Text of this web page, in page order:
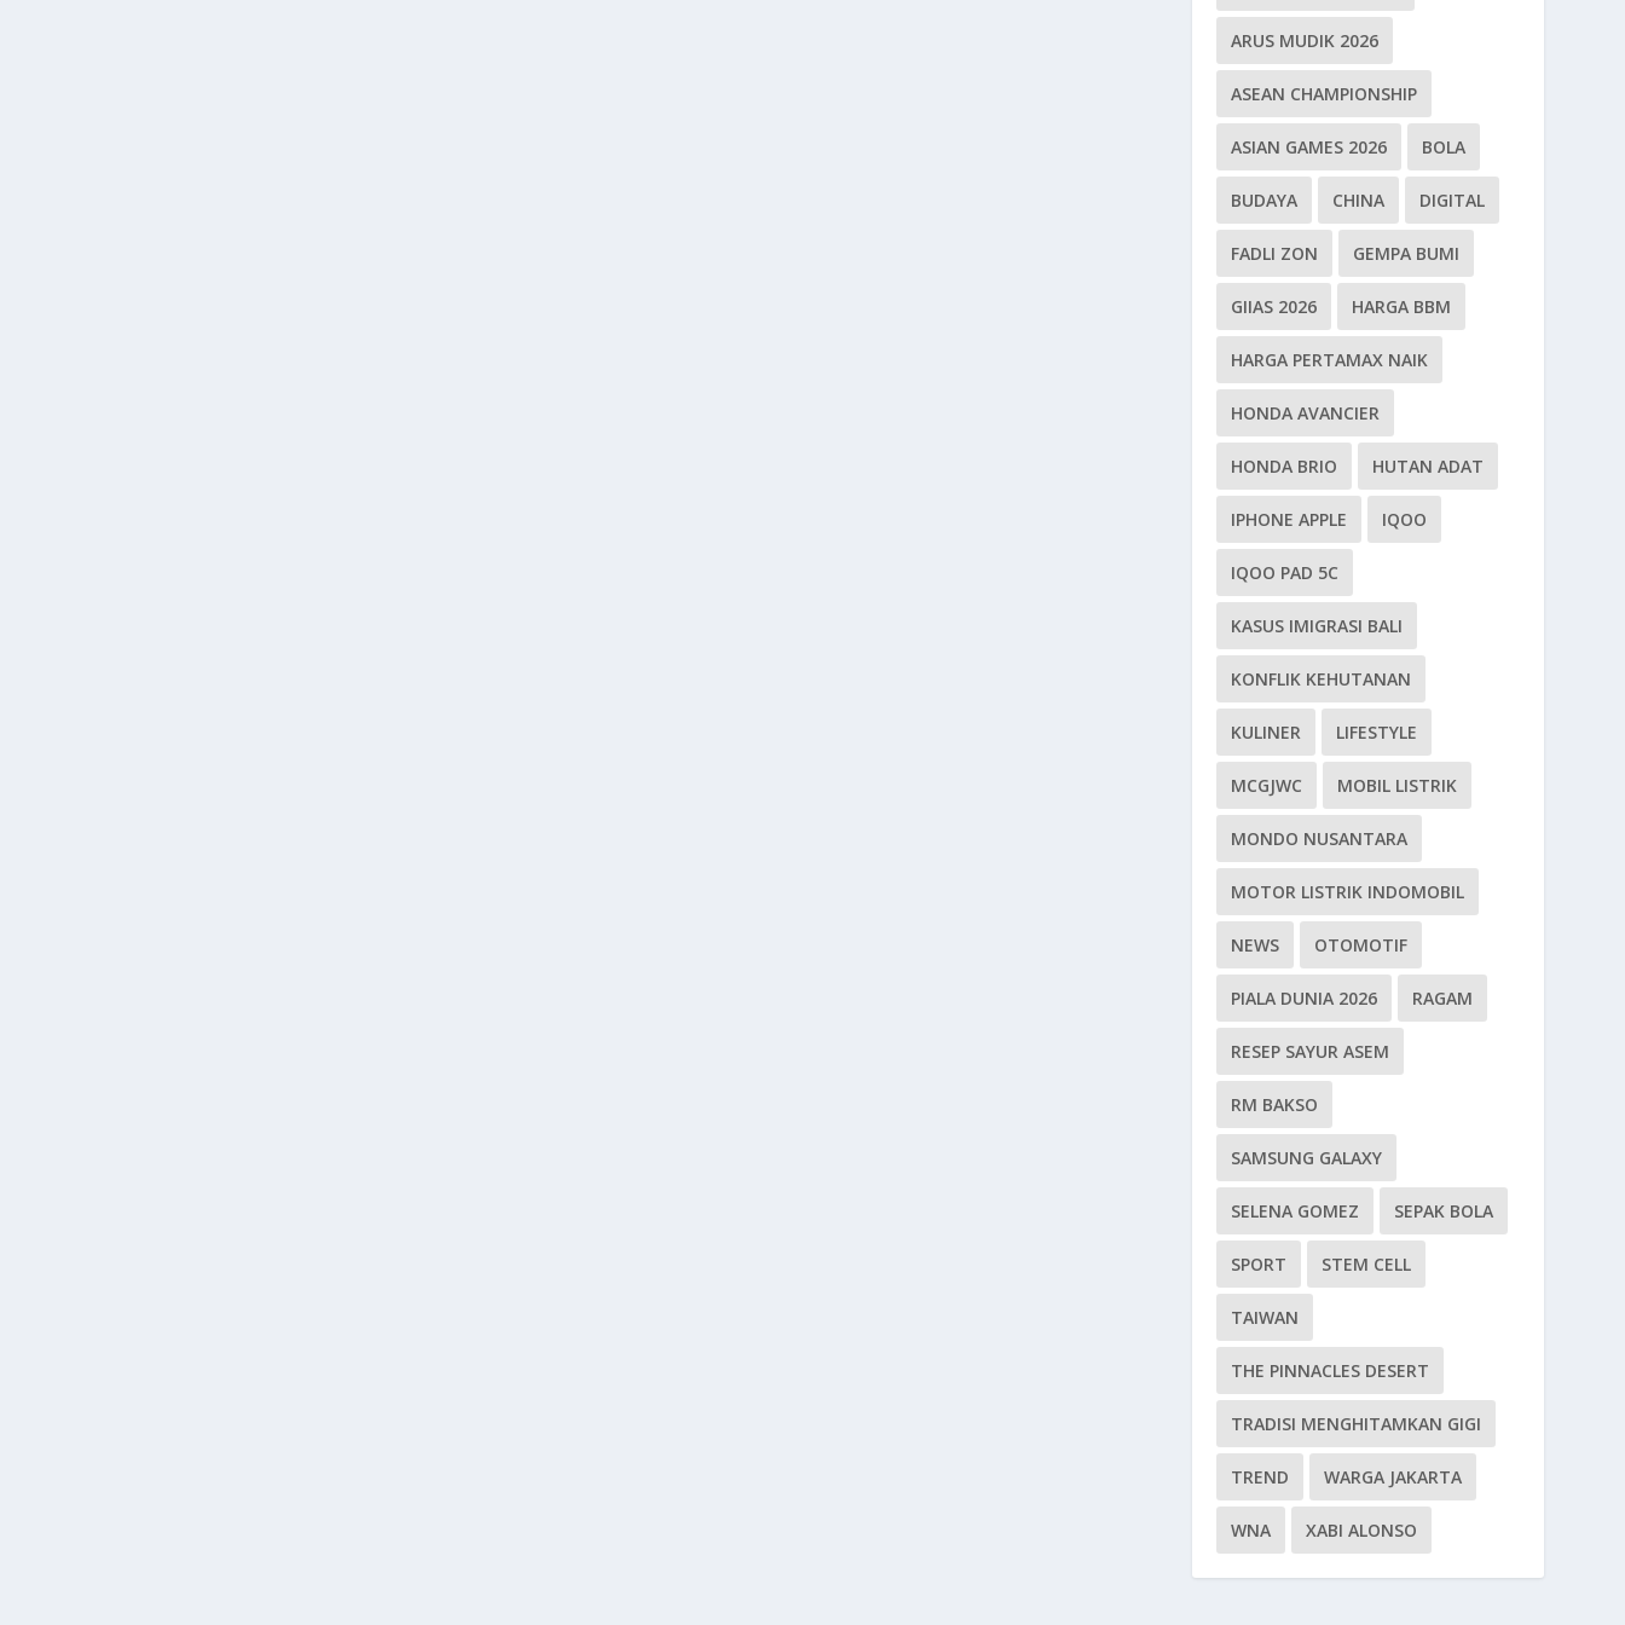
ARUS MUDIK 2026
ASEAN CHAMPIONSHIP
ASIAN GAMES 2026 BOLA
BUDAYA CHINA DIGITAL
FADLI ZON GEMPA BUMI
GIIAS 2026 HARGA BBM
HARGA PERTAMAX NAIK
HONDA AVANCIER
HONDA BRIO HUTAN ADAT
IPHONE APPLE IQOO
IQOO PAD 5C
KASUS IMIGRASI BALI
KONFLIK KEHUTANAN
KULINER LIFESTYLE
MCGJWC MOBIL LISTRIK
MONDO NUSANTARA
MOTOR LISTRIK INDOMOBIL
NEWS OTOMOTIF
PIALA DUNIA 2026 RAGAM
RESEP SAYUR ASEM
RM BAKSO
SAMSUNG GALAXY
SELENA GOMEZ SEPAK BOLA
SPORT STEM CELL
TAIWAN
THE PINNACLES DESERT
TRADISI MENGHITAMKAN GIGI
TREND WARGA JAKARTA
WNA XABI ALONSO